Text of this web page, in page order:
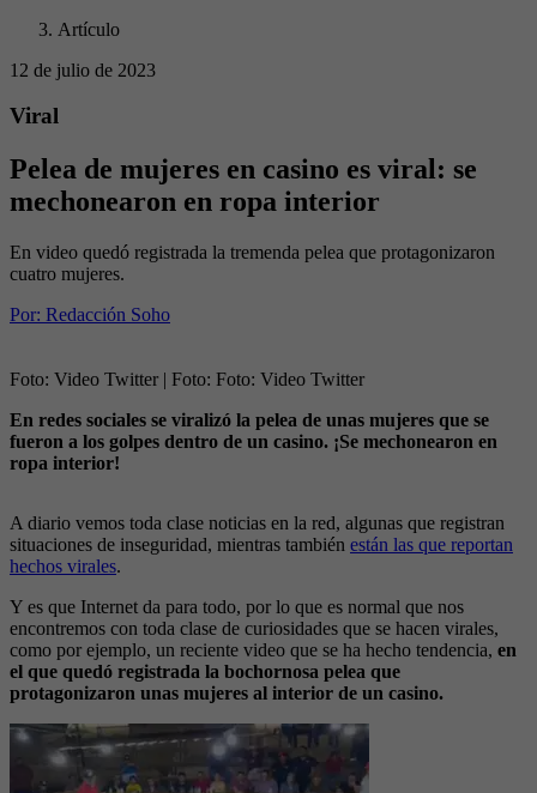
Artículo
12 de julio de 2023
Viral
Pelea de mujeres en casino es viral: se
mechonearon en ropa interior
En video quedó registrada la tremenda pelea que protagonizaron
cuatro mujeres.
Por: Redacción Soho
Foto: Video Twitter | Foto: Foto: Video Twitter
En redes sociales se viralizó la pelea de unas mujeres que se
fueron a los golpes dentro de un casino. ¡Se mechonearon en
ropa interior!
A diario vemos toda clase noticias en la red, algunas que registran
situaciones de inseguridad, mientras también están las que reportan
hechos virales.
Y es que Internet da para todo, por lo que es normal que nos
encontremos con toda clase de curiosidades que se hacen virales,
como por ejemplo, un reciente video que se ha hecho tendencia, en
el que quedó registrada la bochornosa pelea que
protagonizaron unas mujeres al interior de un casino.